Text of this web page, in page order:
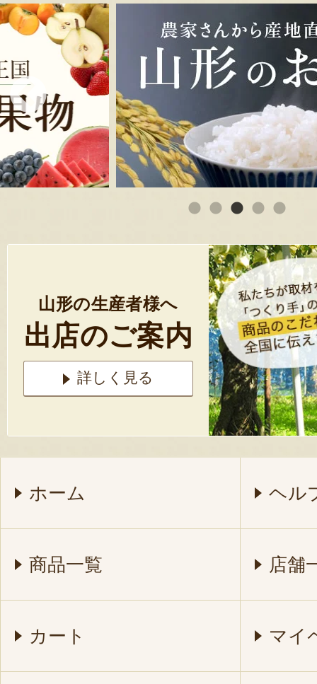
山形の生産者様へ
出店のご案内
詳しく見る
ホーム ヘル
商品一覧 店舗
カート マイ